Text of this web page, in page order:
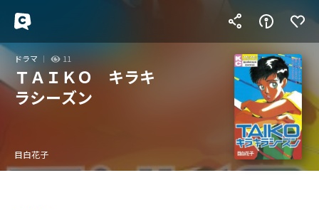
ドラマ 11
ＴＡＩＫＯ キラキ
ラシーズン
目白花子